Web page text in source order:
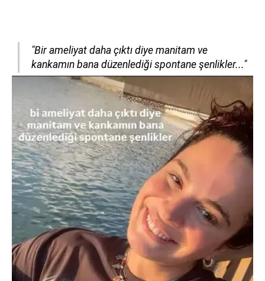
"Bir ameliyat daha çıktı diye manitam ve
kankamın bana düzenlediği spontane şenlikler..."